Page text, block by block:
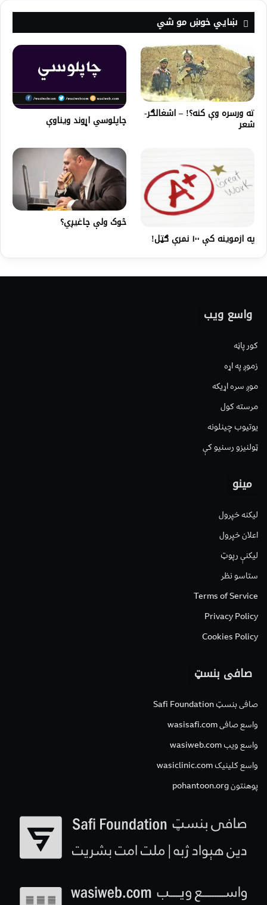
ښايي خوښ مو شي
ته ورسره وې کنه؟! – اشغالګر-
شعر چاپلوسي اړوند ویناوې
په ازموینه کې ۱۰۰ نمرې ګټل!
څوک ولې چاغيږي؟
واسع ویب
کور پاڼه
زموږ په اړه
موږ سره اړیکه
مرسته کول
یوتیوب چینلونه
ټولنیزو رسنیو کې
مینو
لیکنه خپرول
اعلان خپرول
لیکنې رپوټ
ستاسو نظر
Terms of Service
Privacy Policy
Cookies Policy
صافی بنسټ
صافی بنسټ Safi Foundation
واسع صافی wasisafi.com
واسع ویب wasiweb.com
واسع کلینیک wasiclinic.com
پوهنتون pohantoon.org